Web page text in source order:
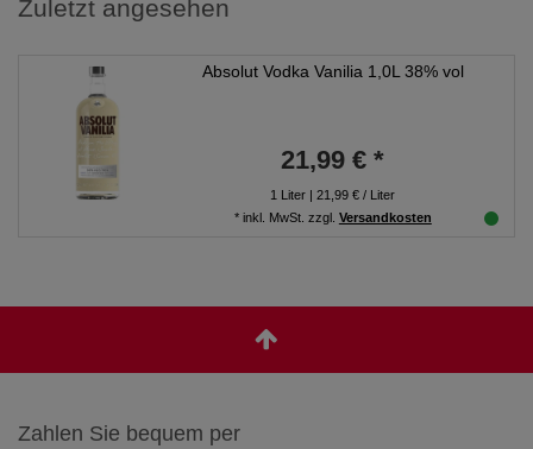
Zuletzt angesehen
Absolut Vodka Vanilia 1,0L 38% vol
21,99 € *
1 Liter | 21,99 € / Liter
* inkl. MwSt. zzgl. Versandkosten
Zahlen Sie bequem per